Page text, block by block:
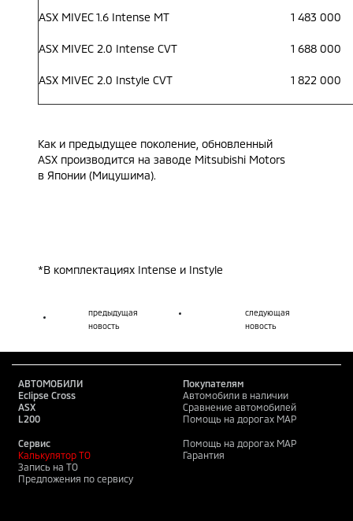
ASX MIVEC 1.6 Intense MT 1 483 000
ASX MIVEC 2.0 Intense CVT 1 688 000
ASX MIVEC 2.0 Instyle CVT 1 822 000
Как и предыдущее поколение, обновленный
ASX производится на заводе Mitsubishi Motors
в Японии (Мицушима).
*В комплектациях Intense и Instyle
предыдущая
новость
следующая
новость
АВТОМОБИЛИ
Eclipse Cross
ASX
L200
Покупателям
Автомобили в наличии
Сравнение автомобилей
Помощь на дорогах MAP
Сервис
Калькулятор ТО
Запись на ТО
Предложения по сервису
Помощь на дорогах MAP
Гарантия